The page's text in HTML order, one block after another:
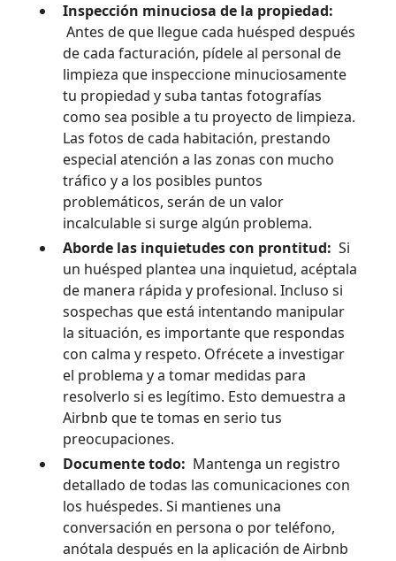
Inspección minuciosa de la propiedad:
Antes de que llegue cada huésped después
de cada facturación, pídele al personal de
limpieza que inspeccione minuciosamente
tu propiedad y suba tantas fotografías
como sea posible a tu proyecto de limpieza.
Las fotos de cada habitación, prestando
especial atención a las zonas con mucho
tráfico y a los posibles puntos
problemáticos, serán de un valor
incalculable si surge algún problema.
Aborde las inquietudes con prontitud: Si
un huésped plantea una inquietud, acéptala
de manera rápida y profesional. Incluso si
sospechas que está intentando manipular
la situación, es importante que respondas
con calma y respeto. Ofrécete a investigar
el problema y a tomar medidas para
resolverlo si es legítimo. Esto demuestra a
Airbnb que te tomas en serio tus
preocupaciones.
Documente todo: Mantenga un registro
detallado de todas las comunicaciones con
los huéspedes. Si mantienes una
conversación en persona o por teléfono,
anótala después en la aplicación de Airbnb